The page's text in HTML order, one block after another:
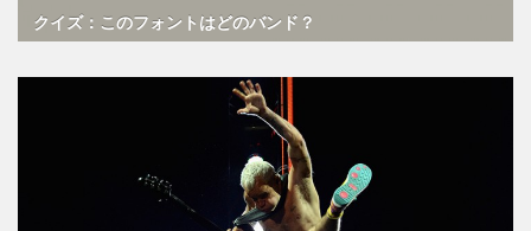
クイズ：このフォントはどのバンド？